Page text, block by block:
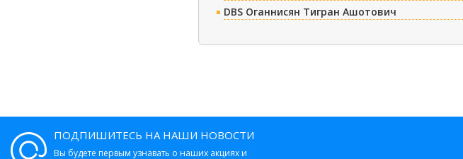
DBS Оганнисян Тигран Ашотович
ПОДПИШИТЕСЬ НА НАШИ НОВОСТИ
Вы будете первым узнавать о наших акциях и